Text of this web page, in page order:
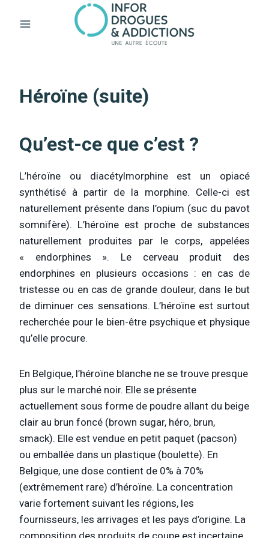
Héroïne (suite)
Qu’est-ce que c’est ?
L’héroïne ou diacétylmorphine est un opiacé
synthétisé à partir de la morphine. Celle-ci est
naturellement présente dans l’opium (suc du pavot
somnifère). L’héroïne est proche de substances
naturellement produites par le corps, appelées
« endorphines ». Le cerveau produit des
endorphines en plusieurs occasions : en cas de
tristesse ou en cas de grande douleur, dans le but
de diminuer ces sensations. L’héroïne est surtout
recherchée pour le bien-être psychique et physique
qu’elle procure.
En Belgique, l’héroïne blanche ne se trouve presque
plus sur le marché noir. Elle se présente
actuellement sous forme de poudre allant du beige
clair au brun foncé (brown sugar, héro, brun,
smack). Elle est vendue en petit paquet (pacson)
ou emballée dans un plastique (boulette). En
Belgique, une dose contient de 0% à 70%
(extrêmement rare) d’héroïne. La concentration
varie fortement suivant les régions, les
fournisseurs, les arrivages et les pays d’origine. La
composition des produits de coupe est incertaine,